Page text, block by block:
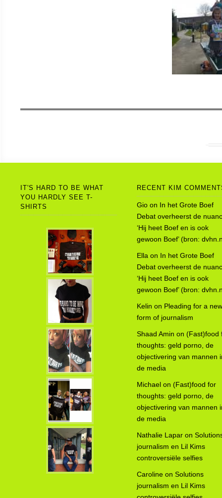
IT'S HARD TO BE WHAT
YOU HARDLY SEE T-
SHIRTS
RECENT KIM
Gio on In het Grote Boef
Debat overheerst de
‘Hij heet Boef en is ook
gewoon Boef’ (bron:
Ella on In het Grote Boef
Debat overheerst de
‘Hij heet Boef en is ook
gewoon Boef’ (bron:
Kelin on Pleading for a new
form of journalism
Shaad Amin on (Fast)food
thoughts: geld porno, de
objectivering van mannen
de media
Michael on (Fast)food for
thoughts: geld porno, de
objectivering van mannen
de media
Nathalie Lapar on
journalism en Lil Kims
controversiële selfies
Caroline on Solutions
journalism en Lil Kims